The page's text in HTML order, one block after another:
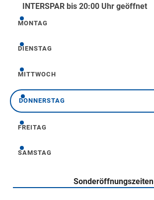
INTERSPAR bis 20:00 Uhr geöffnet
Montag
MONTAG
Dienstag
DIENSTAG
Mittwoch
MITTWOCH
Donnerstag
DONNERSTAG
Freitag
FREITAG
Samstag
SAMSTAG
Sonderöffnungszeiten